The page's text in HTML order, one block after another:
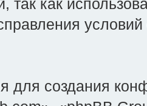
так как
условий
для создания